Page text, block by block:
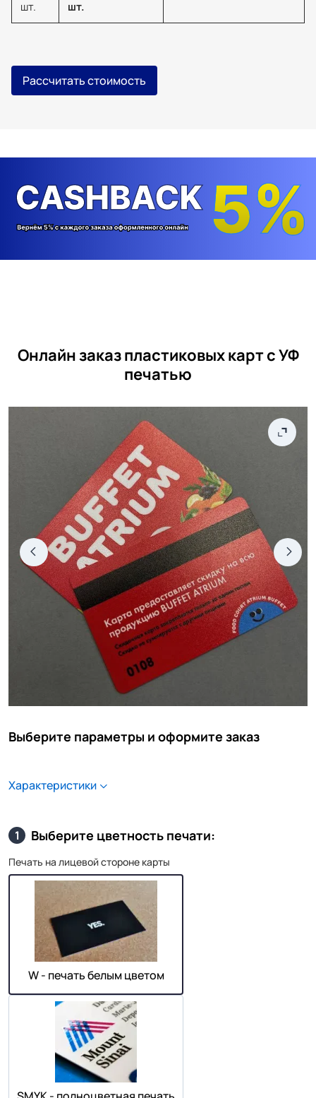
шт.
шт.
Рассчитать стоимость
Онлайн заказ пластиковых карт с УФ
печатью
Выберите параметры и оформите заказ
Характеристики
1 Выберите цветность печати:
Печать на лицевой стороне карты
W - печать белым цветом